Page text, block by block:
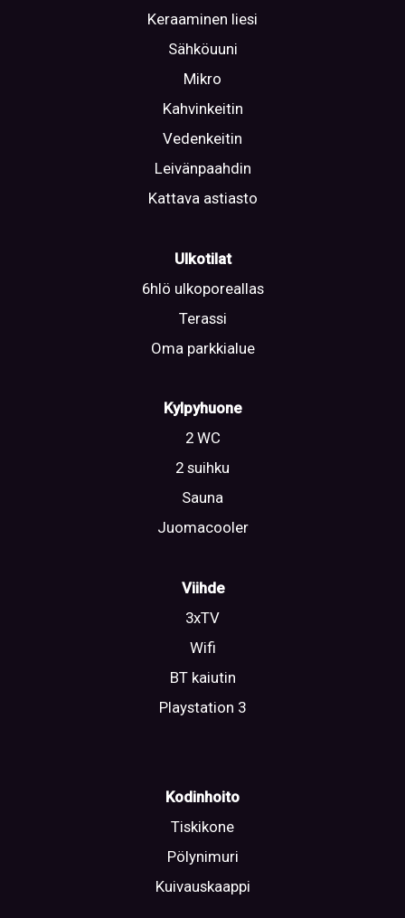
Keraaminen liesi
Sähköuuni
Mikro
Kahvinkeitin
Vedenkeitin
Leivänpaahdin
Kattava astiasto
Ulkotilat
6hlö ulkoporeallas
Terassi
Oma parkkialue
Kylpyhuone
2 WC
2 suihku
Sauna
Juomacooler
Viihde
3xTV
Wifi
BT kaiutin
Playstation 3
Kodinhoito
Tiskikone
Pölynimuri
Kuivauskaappi